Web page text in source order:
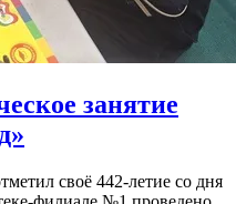
занятие
своё 442-летие со дня